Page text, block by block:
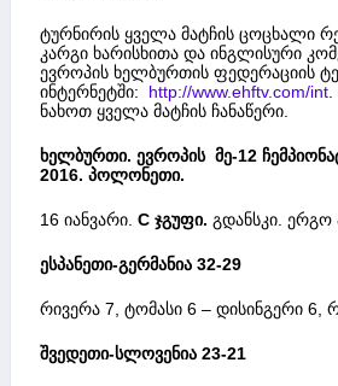
ტურნირის ყველა მატჩის ცოცხალი
კარგი ხარისხითა და ინგლისური
ევროპის ხელბურთის ფედერაციის
ინტერნეტში:
http://www.ehftv.com/int
ნახოთ ყველა მატჩის ჩანაწერი.
ხელბურთი. ევროპის მე-12
2016. პოლონეთი.
16 იანვარი. C ჯგუფი. გდანსკი. ერგო
ესპანეთი-გერმანია 32-29
რივერა 7, ტომასი 6 – დისინგერი 6,
შვედეთი-სლოვენია 23-21